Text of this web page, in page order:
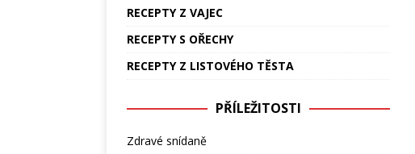
RECEPTY Z VAJEC
RECEPTY S OŘECHY
RECEPTY Z LISTOVÉHO TĚSTA
PŘÍLEŽITOSTI
Zdravé snídaně